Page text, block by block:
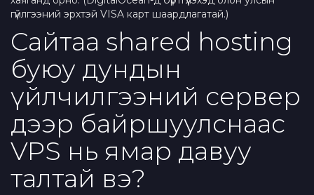
гүйлгээний эрхтэй VISA карт шаардлагатай.)
Сайтаа shared hosting
буюу дундын
үйлчилгээний сервер
дээр байршуулснаас
VPS нь ямар давуу
талтай вэ?